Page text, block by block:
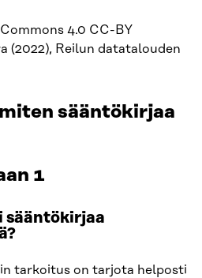
4.0 CC-BY
(2022), Reilun datatalouden
sääntökirjaa
1
sääntökirjaa
tarkoitus on tarjota helposti